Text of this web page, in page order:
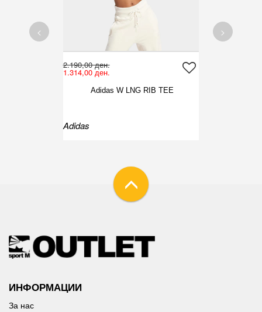
2.190,00 ден.
1.314,00 ден.
Adidas W LNG RIB TEE
Adidas
< >
ИНФОРМАЦИИ
За нас